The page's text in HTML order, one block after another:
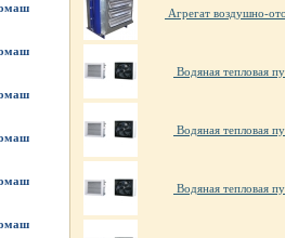
Агрегат воздушно-
Водяная тепловая
Водяная тепловая
Водяная тепловая